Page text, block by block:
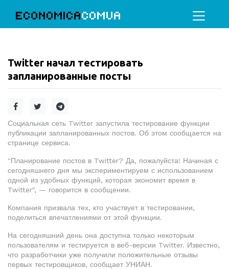
ECONOMICACOMUA
Twitter начал тестировать
запланированные посты
Социальная сеть Twitter запустила тестирование функции
публикации запланированных постов. Об этом сообщается на
странице сервиса.
"Планирование постов в Twitter? Да, пожалуйста! Начиная с
сегодняшнего дня мы экспериментируем с использованием
одной из удобных функций, которая экономит время в
Twitter", — говорится в сообщении.
Компания призвала тех, кто участвует в тестировании,
поделиться впечатлениями от этой функции.
На сегодняшний день она доступна только некоторым
пользователям и тестируется в веб-версии Twitter. Известно,
что разработчики уже получили положительные отзывы
первых тестировщиков, сообщает УНИАН.